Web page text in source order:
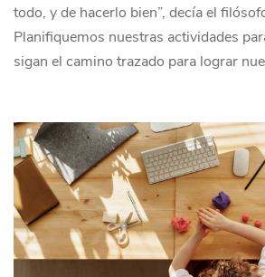
todo, y de hacerlo bien”, decía el
Planifiquemos nuestras actividades
sigan el camino trazado para lograr